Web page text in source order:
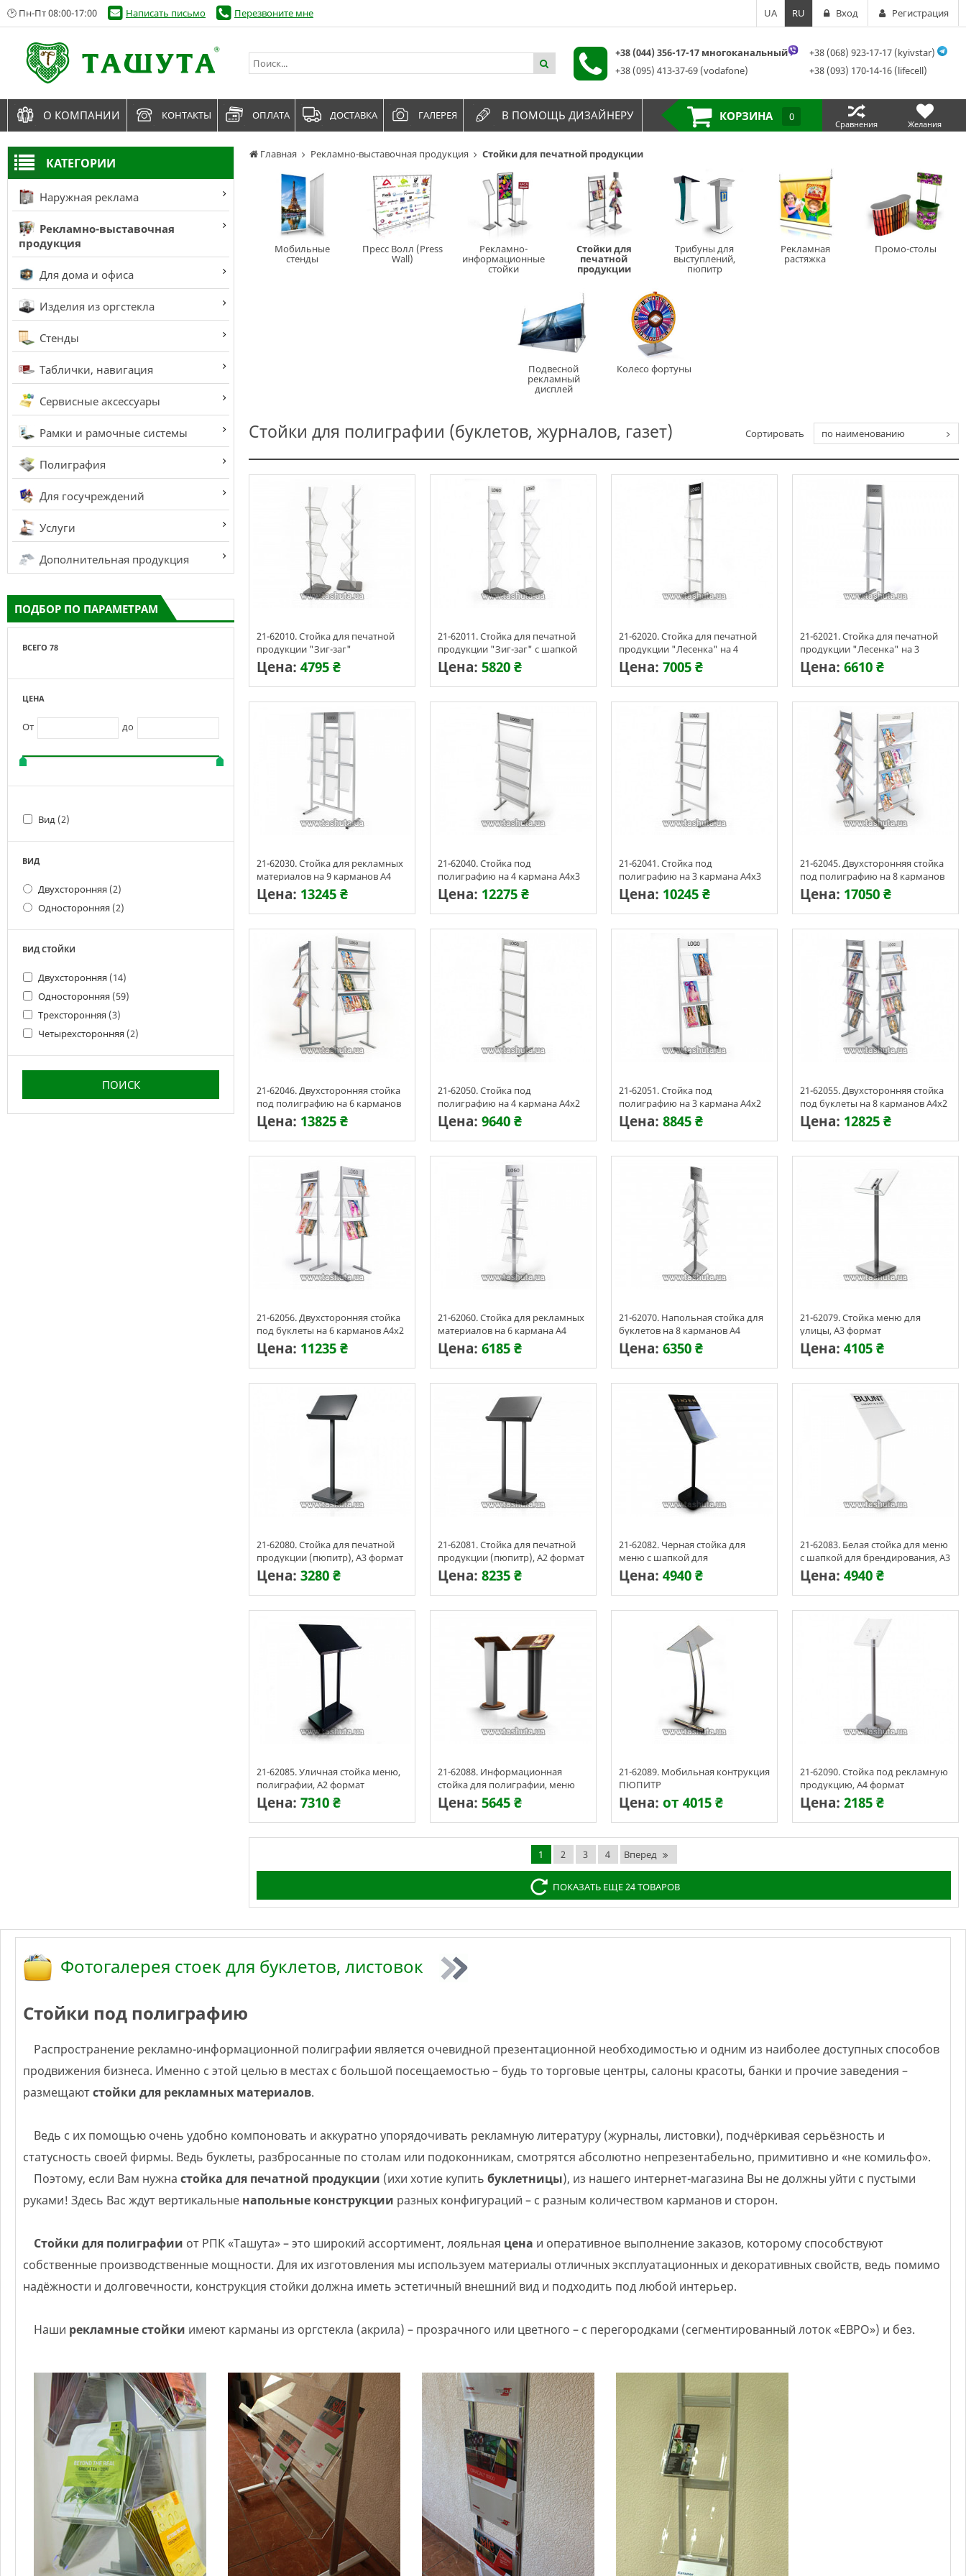
КАТЕГОРИИ
Наружная реклама
Рекламно-выставочная
продукция
Для дома и офиса
Изделия из оргстекла
Стенды
Таблички, навигация
Сервисные аксессуары
Рамки и рамочные системы
Полиграфия
Для госучреждений
Услуги
Дополнительная продукция
ПОДБОР ПО ПАРАМЕТРАМ
ВСЕГО 78
ЦЕНА
От до
Вид (2)
ВИД
Двухсторонняя (2)
Односторонняя (2)
ВИД СТОЙКИ
Двухсторонняя (14)
Односторонняя (59)
Трехсторонняя (3)
Четырехсторонняя (2)
Главная Рекламно-выставочная продукция Стойки для печатной продукции
Мобильные
стенды
Пресс Волл (Press
Wall)
Рекламно-
информационные
стойки
Стойки для
печатной
продукции
Трибуны для
выступлений,
пюпитр
Рекламная
растяжка
Промо-столы
Подвесной
рекламный
дисплей
Колесо фортуны
Сортировать по наименованию
Стойки для полиграфии (буклетов, журналов, газет)
21-62010. Стойка для печатной
продукции "Зиг-заг"
Цена: 4795 ₴
21-62011. Стойка для печатной
продукции "Зиг-заг" с шапкой
Цена: 5820 ₴
21-62020. Стойка для печатной
продукции "Лесенка" на 4
кармана А4
Цена: 7005 ₴
21-62021. Стойка для печатной
продукции "Лесенка" на 3
кармана А4
Цена: 6610 ₴
21-62030. Стойка для рекламных
материалов на 9 карманов А4
Цена: 13245 ₴
21-62040. Стойка под
полиграфию на 4 кармана А4х3
Цена: 12275 ₴
21-62041. Стойка под
полиграфию на 3 кармана А4х3
Цена: 10245 ₴
21-62045. Двухсторонняя стойка
под полиграфию на 8 карманов
А4х3
Цена: 17050 ₴
21-62046. Двухсторонняя стойка
под полиграфию на 6 карманов
А4х3
Цена: 13825 ₴
21-62050. Стойка под
полиграфию на 4 кармана А4х2
Цена: 9640 ₴
21-62051. Стойка под
полиграфию на 3 кармана А4х2
Цена: 8845 ₴
21-62055. Двухсторонняя стойка
под буклеты на 8 карманов А4х2
Цена: 12825 ₴
21-62056. Двухсторонняя стойка
под буклеты на 6 карманов А4х2
Цена: 11235 ₴
21-62060. Стойка для рекламных
материалов на 6 кармана А4
Цена: 6185 ₴
21-62070. Напольная стойка для
буклетов на 8 карманов А4
Цена: 6350 ₴
21-62079. Стойка меню для
улицы, А3 формат
Цена: 4105 ₴
21-62080. Стойка для печатной
продукции (пюпитр), А3 формат
Цена: 3280 ₴
21-62081. Стойка для печатной
продукции (пюпитр), А2 формат
Цена: 8235 ₴
21-62082. Черная стойка для
меню с шапкой для
брендирования, А3 формат
Цена: 4940 ₴
21-62083. Белая стойка для меню
с шапкой для брендирования, А3
формат
Цена: 4940 ₴
21-62085. Уличная стойка меню,
полиграфии, А2 формат
Цена: 7310 ₴
21-62088. Информационная
стойка для полиграфии, меню
Цена: 5645 ₴
21-62089. Мобильная контрукция
ПЮПИТР
Цена: от 4015 ₴
21-62090. Стойка под рекламную
продукцию, А4 формат
Цена: 2185 ₴
1
2 3 4 Вперед
ПОКАЗАТЬ ЕЩЕ 24 ТОВАРОВ
Фотогалерея стоек для буклетов, листовок
Стойки под полиграфию
Распространение рекламно-информационной полиграфии является очевидной презентационной необходимостью и одним из наиболее доступных способов
продвижения бизнеса. Именно с этой целью в местах с большой посещаемостью – будь то торговые центры, салоны красоты, банки и прочие заведения –
размещаютстойки для рекламных материалов.
Ведь с их помощью очень удобно компоновать и аккуратно упорядочивать рекламную литературу (журналы, листовки), подчёркивая серьёзность и
статусность своей фирмы. Ведь буклеты, разбросанные по столам или подоконникам, смотрятся абсолютно непрезентабельно, примитивно и «не комильфо».
Поэтому, если Вам нужна стойка для печатной продукции (ихи хотие купить буклетницы), из нашего интернет-магазина Вы не должны уйти с пустыми
руками! Здесь Вас ждут вертикальные напольные конструкции разных конфигураций – с разным количеством карманов и сторон.
Стойки для полиграфии от РПК «Ташута» – это широкий ассортимент, лояльная цена и оперативное выполнение заказов, которому способствуют
собственные производственные мощности. Для их изготовления мы используем материалы отличных эксплуатационных и декоративных свойств, ведь помимо
надёжности и долговечности, конструкция стойки должна иметь эстетичный внешний вид и подходить под любой интерьер.
Наши рекламные стойки имеют карманы из оргстекла (акрила) – прозрачного или цветного – с перегородками (сегментированный лоток «ЕВРО») и без.
🕑 Пн-Пт 08:00-17:00 Написать письмо Перезвоните мне UA RU Вход Регистрация
+38 (044) 356-17-17 многоканальный
+38 (095) 413-37-69 (vodafone)
+38 (068) 923-17-17 (kyivstar)
+38 (093) 170-14-16 (lifecell)
О КОМПАНИИ КОНТАКТЫ ОПЛАТА ДОСТАВКА ГАЛЕРЕЯ В ПОМОЩЬ ДИЗАЙНЕРУ КОРЗИНА 0
Сравнения Желания